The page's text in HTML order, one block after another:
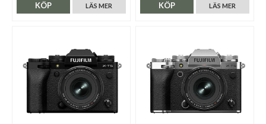
LÄS MER
KÖP LÄS MER
KÖP